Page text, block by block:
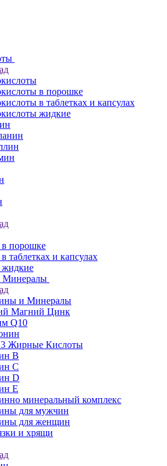
в порошке
в таблетках и капсулах
жидкие
порошке
таблетках и капсулах
Минералы
и Минералы
Магний Цинк
Q10
Жирные Кислоты
B
C
D
E
минеральный комплекс
для мужчин
для женщин
и хрящи